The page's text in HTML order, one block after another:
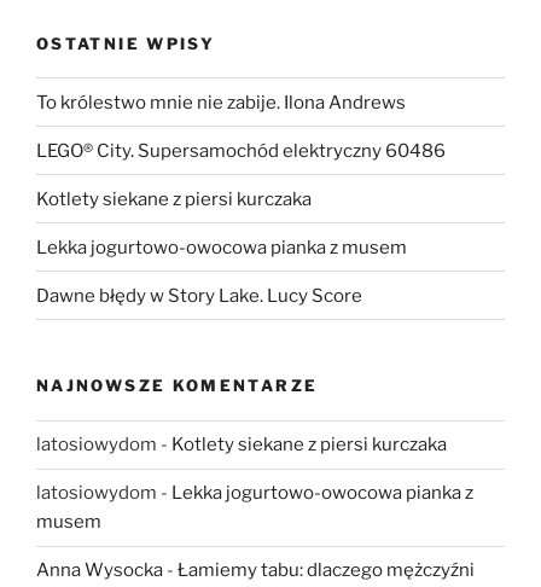
OSTATNIE WPISY
To królestwo mnie nie zabije. Ilona Andrews
LEGO® City. Supersamochód elektryczny 60486
Kotlety siekane z piersi kurczaka
Lekka jogurtowo-owocowa pianka z musem
Dawne błędy w Story Lake. Lucy Score
NAJNOWSZE KOMENTARZE
latosiowydom - Kotlety siekane z piersi kurczaka
latosiowydom - Lekka jogurtowo-owocowa pianka z
musem
Anna Wysocka - Łamiemy tabu: dlaczego mężczyźni